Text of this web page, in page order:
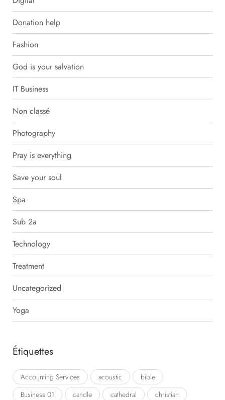
Donation help
Fashion
God is your salvation
IT Business
Non classé
Photography
Pray is everything
Save your soul
Spa
Sub 2a
Technology
Treatment
Uncategorized
Yoga
Étiquettes
Accounting Services acoustic
bible
Business 01
candle cathedral
christian